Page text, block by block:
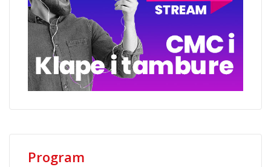
Program